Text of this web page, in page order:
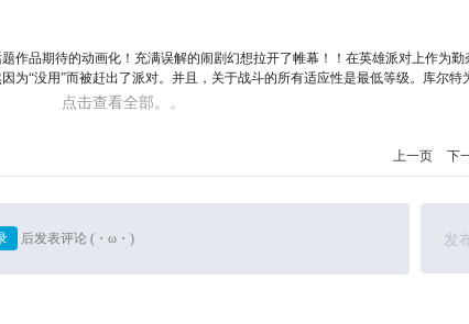
作品期待的动画化！充满误解的闹剧幻想拉开了帷幕！！在英雄派对上作为勤
为“没用”而被赶出了派对。并且，关于战斗的所有适应性是最低等级。库尔特
所到之处以不认为是人类事业的惊人的才能大活跃！其实库尔特，战斗以外的
点击查看全部。。
上一页 下
后发表评论 (・ω・)